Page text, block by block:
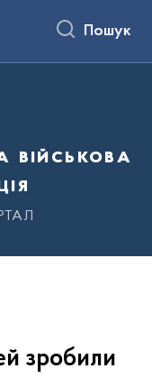
Пошук
військова
зробили